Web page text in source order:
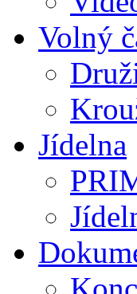
Volný
Jídelna